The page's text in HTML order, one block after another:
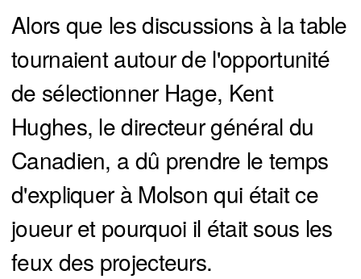
Alors que les discussions à la table
tournaient autour de l'opportunité
de sélectionner Hage, Kent
Hughes, le directeur général du
Canadien, a dû prendre le temps
d'expliquer à Molson qui était ce
joueur et pourquoi il était sous les
feux des projecteurs.